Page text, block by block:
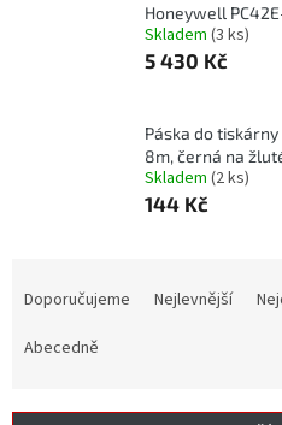
Honeywell
Skladem (3 ks)
5 430 Kč
Páska do tiskárny
8m, černá na
Skladem (2 ks)
144 Kč
Doporučujeme Nejlevnější
Abecedně